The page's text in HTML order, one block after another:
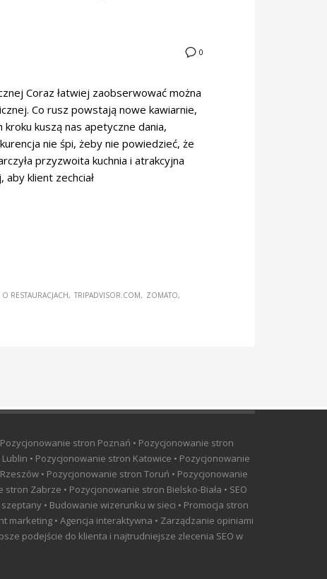
0
Coraz łatwiej zaobserwować można
Co rusz powstają nowe kawiarnie,
kuszą nas apetyczne dania,
nie śpi, żeby nie powiedzieć, że
przyzwoita kuchnia i atrakcyjna
klient zechciał
RESTAURACJACH TRIPADVISOR.COM
ZOMATO
stron Poznań • Pozycjonowanie stron
• Pozycjonowanie stron Katowice • Pozycjonowanie
• Pozycjonowanie stron Toruń • Pozycjonowanie
Zabrze • Pozycjonowanie stron Bielsko-Biała • SEO
• Budowanie wizerunku w sieci • Promocja stron
marketing • Agencja interaktywna • Zarządzanie opiniami
podejście do klienta i najtrudniejsze zlecenia SEO w